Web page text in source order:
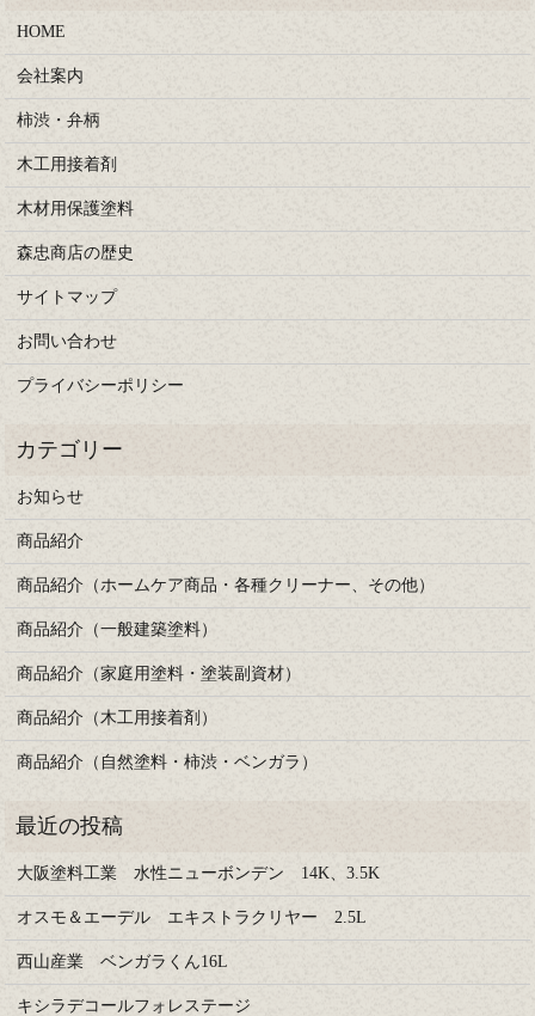
HOME
会社案内
柿渋・弁柄
木工用接着剤
木材用保護塗料
森忠商店の歴史
サイトマップ
お問い合わせ
プライバシーポリシー
お知らせ
商品紹介
商品紹介（ホームケア商品・各種クリーナー、その他）
商品紹介（一般建築塗料）
商品紹介（家庭用塗料・塗装副資材）
商品紹介（木工用接着剤）
商品紹介（自然塗料・柿渋・ベンガラ）
大阪塗料工業 水性ニューボンデン 14K、3.5K
オスモ＆エーデル エキストラクリヤー 2.5L
西山産業 ベンガラくん16L
キシラデコールフォレステージ